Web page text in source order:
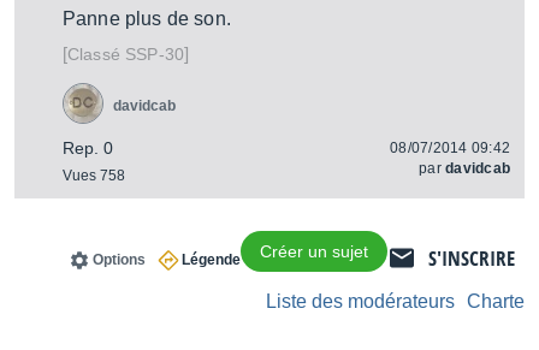
Panne plus de son.
[Classé SSP-30]
Rep. 0
Vues 758
davidcab
08/07/2014 09:42
pardavidcab
S'INSCRIRE
Créer un sujet
Légende
Options
Charte
Liste des modérateurs